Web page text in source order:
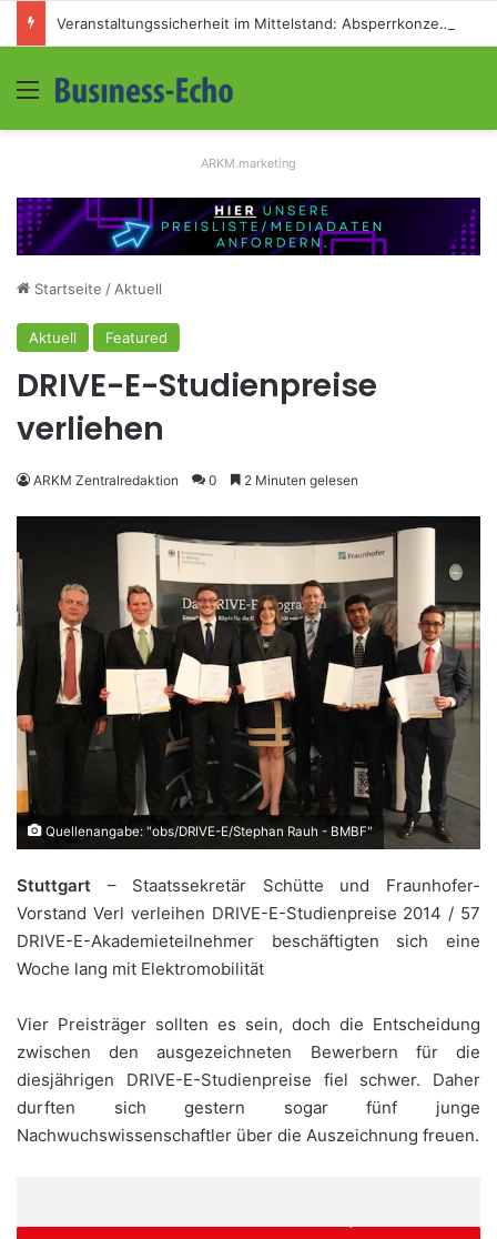
Veranstaltungssicherheit im Mittelstand: Absperrkonzepte für temporäre Außengelände
Menü
ARKM.marketing
Startseite / Aktuell
Aktuell Featured
DRIVE-E-Studienpreise
verliehen
ARKM Zentralredaktion 0 2 Minuten gelesen
Quellenangabe: "obs/DRIVE-E/Stephan Rauh - BMBF"
Stuttgart – Staatssekretär Schütte und Fraunhofer-
Vorstand Verl verleihen DRIVE-E-Studienpreise 2014 / 57
DRIVE-E-Akademieteilnehmer beschäftigten sich eine
Woche lang mit Elektromobilität
Vier Preisträger sollten es sein, doch die Entscheidung
zwischen den ausgezeichneten Bewerbern für die
diesjährigen DRIVE-E-Studienpreise fiel schwer. Daher
durften sich gestern sogar fünf junge
Nachwuchswissenschaftler über die Auszeichnung freuen.